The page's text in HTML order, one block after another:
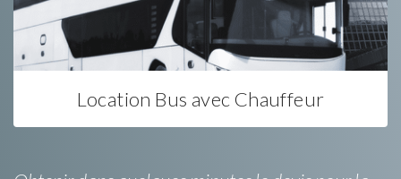
Location Bus avec Chauffeur